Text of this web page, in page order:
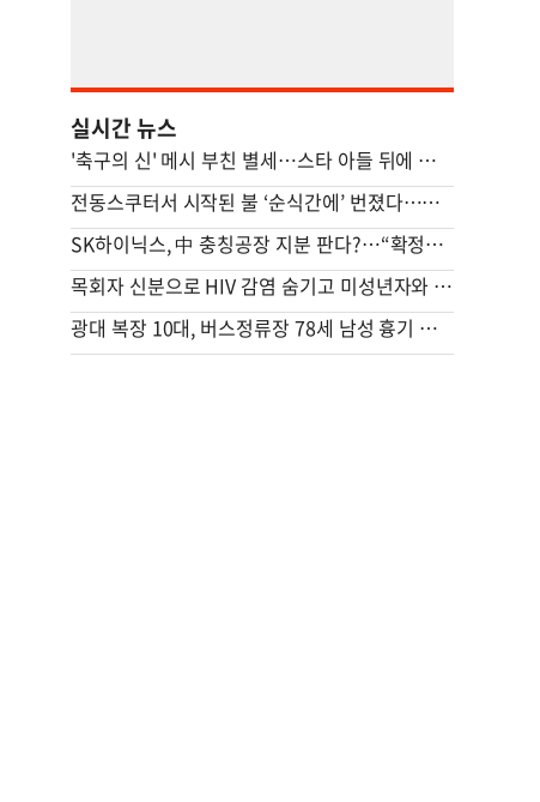
실시간 뉴스
'축구의 신' 메시 부친 별세…스타 아들 뒤에 선 조용한 조력자
전동스쿠터서 시작된 불 ‘순식간에’ 번졌다…차량·마을회관 덮쳐
SK하이닉스, 中 충칭공장 지분 판다?…“확정된 바는 없다”
목회자 신분으로 HIV 감염 숨기고 미성년자와 성관계
광대 복장 10대, 버스정류장 78세 남성 흉기 살해 혐의